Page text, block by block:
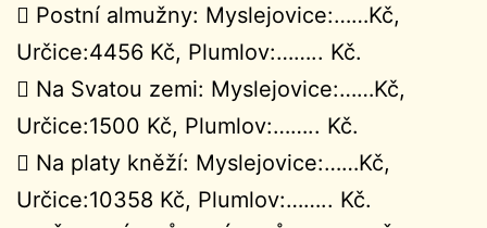
 Postní almužny: Myslejovice:……Kč,
Určice:4456 Kč, Plumlov:…….. Kč.
 Na Svatou zemi: Myslejovice:……Kč,
Určice:1500 Kč, Plumlov:…….. Kč.
 Na platy kněží: Myslejovice:……Kč,
Určice:10358 Kč, Plumlov:…….. Kč.